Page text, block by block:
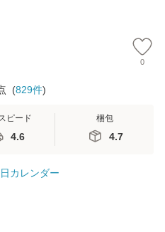
0
(829件)
ピード
4.6
梱包
4.7
カレンダー